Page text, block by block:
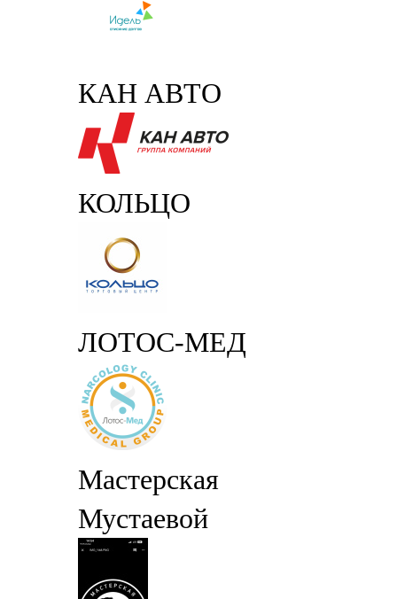
КАН АВТО
КОЛЬЦО
ЛОТОС-МЕД
Мастерская
Мустаевой